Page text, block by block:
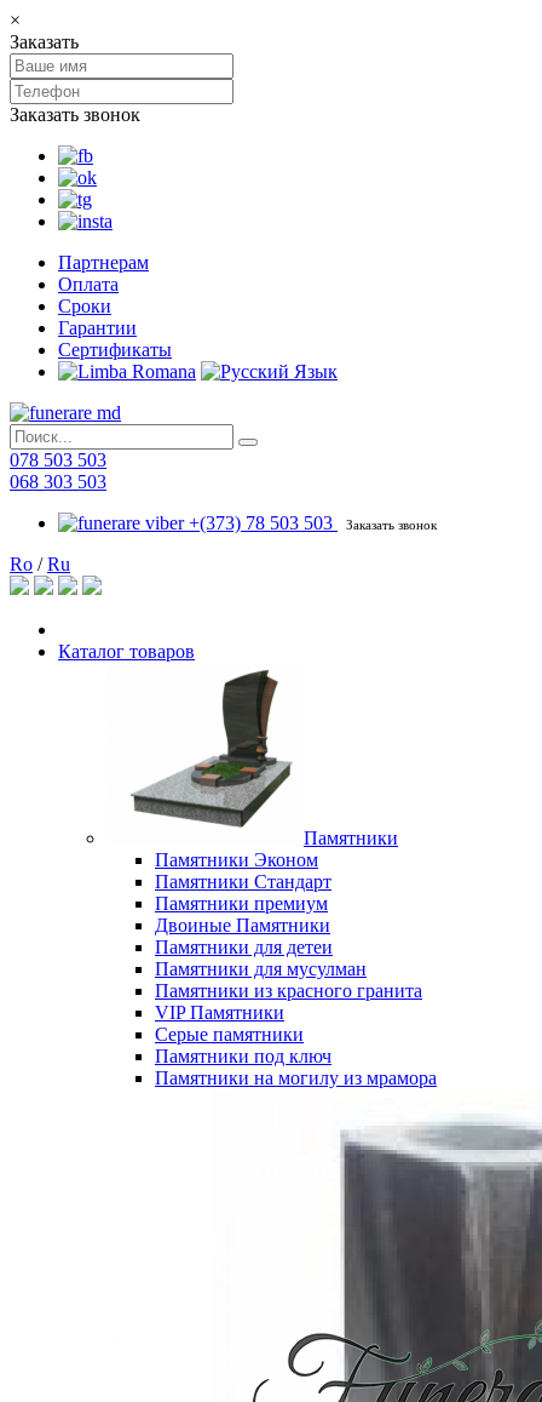
×
Заказать
Заказать звонок
Партнерам
Оплата
Сроки
Гарантии
Сертификаты
078 503 503
068 303 503
+(373) 78 503 503
Заказать звонок
Ro /Ru
Каталог товаров
Памятники
Памятники Эконом
Памятники Стандарт
Памятники премиум
Двоиные Памятники
Памятники для детеи
Памятники для мусулман
Памятники из красного гранита
VIP Памятники
Серые памятники
Памятники под ключ
Памятники на могилу из мрамора